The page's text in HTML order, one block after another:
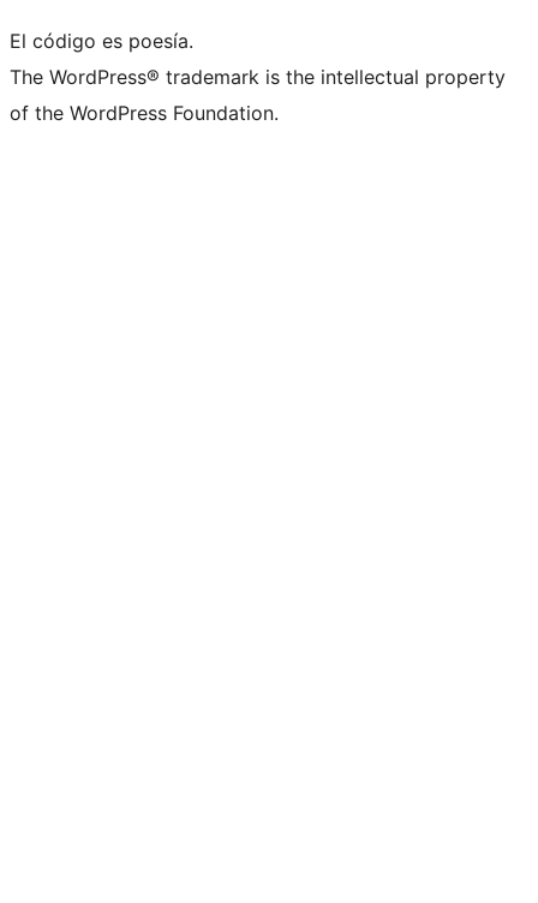
El código es poesía.
The WordPress® trademark is the intellectual property
of the WordPress Foundation.